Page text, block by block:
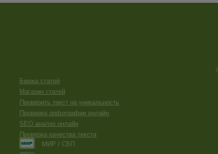
Биржа статей
Магазин статей
Проверить текст на уникальность
Проверка орфографии онлайн
SEO анализ онлайн
Проверка качества текста
МИР / СБП